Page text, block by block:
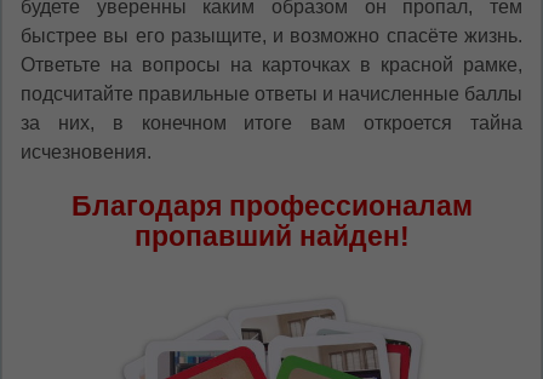
будете уверенны каким образом он пропал, тем
быстрее вы его разыщите, и возможно спасёте жизнь.
Ответьте на вопросы на карточках в красной рамке,
подсчитайте правильные ответы и начисленные баллы
за них, в конечном итоге вам откроется тайна
исчезновения.
Благодаря профессионалам
пропавший найден!